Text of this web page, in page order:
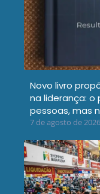
Novo livro
na liderança:
pessoas, mas
7 de agosto de 2026